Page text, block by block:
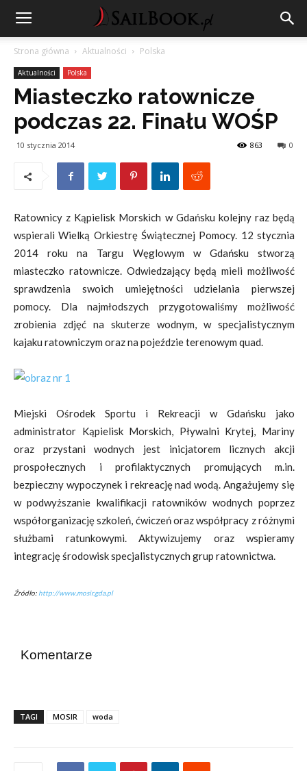
Strona główna Aktualności Polska
Aktualności Polska
Miasteczko ratownicze
podczas 22. Finału WOŚP
10 stycznia 2014 0
863
Ratownicy z Kąpielisk Morskich w Gdańsku kolejny raz będą
wspierali Wielką Orkiestrę Świątecznej Pomocy. 12 stycznia
2014 roku na Targu Węglowym w Gdańsku stworzą
miasteczko ratownicze. Odwiedzający będą mieli możliwość
sprawdzenia swoich umiejętności udzielania pierwszej
pomocy. Dla najmłodszych przygotowaliśmy możliwość
zrobienia zdjęć na skuterze wodnym, w specjalistycznym
kajaku ratowniczym oraz na pojeździe terenowym quad.
Miejski Ośrodek Sportu i Rekreacji w Gdańsku jako
administrator Kąpielisk Morskich, Pływalni Krytej, Mariny
oraz przystani wodnych jest inicjatorem licznych akcji
prospołecznych i profilaktycznych promujących m.in.
bezpieczny wypoczynek i rekreację nad wodą. Angażujemy się
w podwyższanie kwalifikacji ratowników wodnych poprzez
współorganizację szkoleń, ćwiczeń oraz współpracy z różnymi
służbami ratunkowymi. Aktywizujemy oraz wspieramy
integrację środowisk specjalistycznych grup ratownictwa.
Źródło: http://www.mosir.gda.pl
Komentarze
TAGI MOSIR woda